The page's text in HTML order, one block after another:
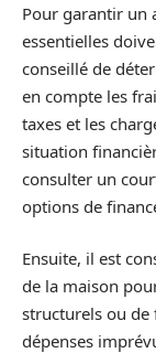
Pour garantir un
essentielles
conseillé de
en compte les
taxes et les
situation
consulter un
options de
Ensuite, il est
de la maison
structurels ou de
dépenses